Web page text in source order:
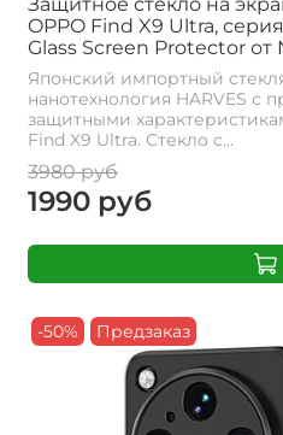
Защитное стекло на
OPPO Find X9 Ultra,
Glass Screen Protector от
Японский импортный
нанотехнология HARVES с
защитными
Find X9 Ultra. Стекло с...
3980 руб
1990 руб
-50% Предзаказ